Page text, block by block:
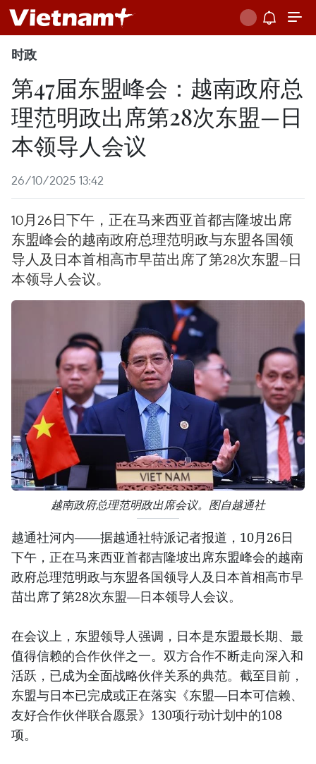
时政
第47届东盟峰会：越南政府总
理范明政出席第28次东盟—日
本领导人会议
26/10/2025 13:42
10月26日下午，正在马来西亚首都吉隆坡出席
东盟峰会的越南政府总理范明政与东盟各国领
导人及日本首相高市早苗出席了第28次东盟—日
本领导人会议。 ​
越南政府总理范明政出席会议。图自越通社
越通社河内——据越通社特派记者报道，10月26日
下午，正在马来西亚首都吉隆坡出席东盟峰会的越南
政府总理范明政与东盟各国领导人及日本首相高市早
苗出席了第28次东盟—日本领导人会议。
在会议上，东盟领导人强调，日本是东盟最长期、最
值得信赖的合作伙伴之一。双方合作不断走向深入和
活跃，已成为全面战略伙伴关系的典范。截至目前，
东盟与日本已完成或正在落实《东盟—日本可信赖、
友好合作伙伴联合愿景》130项行动计划中的108
项。